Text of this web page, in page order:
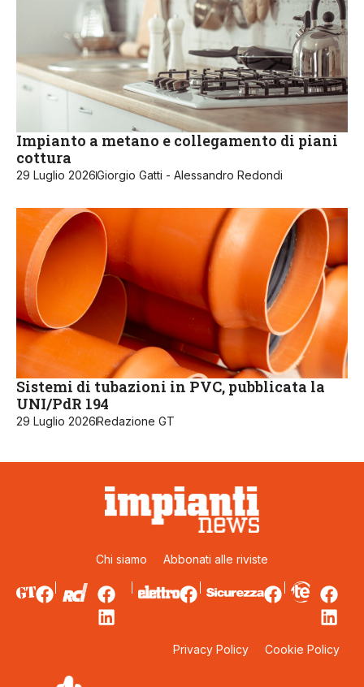
Impianto a metano e collegamento di piani
cottura
29 Luglio 2026Giorgio Gatti - Alessandro Redondi
Sistemi di tubazioni in PVC, pubblicata la
UNI/PdR 194
29 Luglio 2026Redazione GT
Chi siamo Abbonati alle riviste
Privacy Policy Cookie Policy